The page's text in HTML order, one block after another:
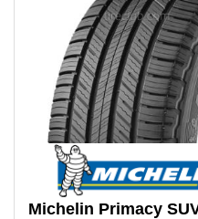
Michelin Primacy